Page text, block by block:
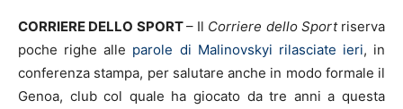
CORRIERE DELLO SPORT– Il Corriere dello Sportriserva
poche righe alle parole di Malinovskyi rilasciate ieri, in
conferenza stampa, per salutare anche in modo formale il
Genoa, club col quale ha giocato da tre anni a questa